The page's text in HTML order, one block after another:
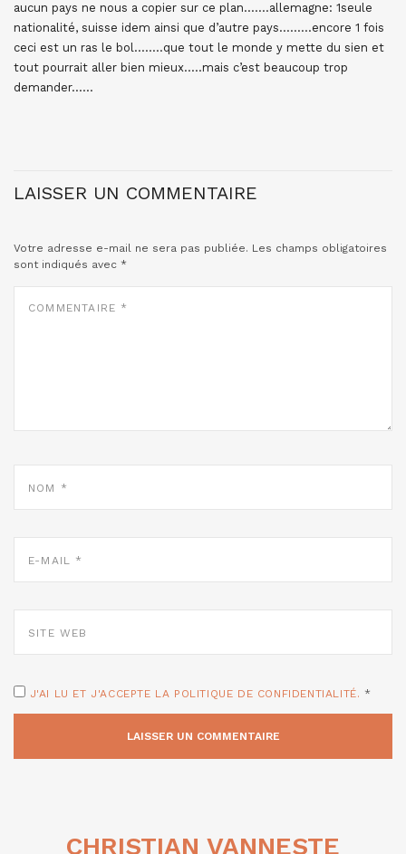
aucun pays ne nous a copier sur ce plan…….allemagne: 1seule
nationalité, suisse idem ainsi que d’autre pays………encore 1 fois
ceci est un ras le bol……..que tout le monde y mette du sien et
tout pourrait aller bien mieux…..mais c’est beaucoup trop
demander……
LAISSER UN COMMENTAIRE
Votre adresse e-mail ne sera pas publiée. Les champs obligatoires
sont indiqués avec *
MAIL
WEB
J'AI LU ET J'ACCEPTE LA POLITIQUE DE CONFIDENTIALITÉ. *
CHRISTIAN VANNESTE